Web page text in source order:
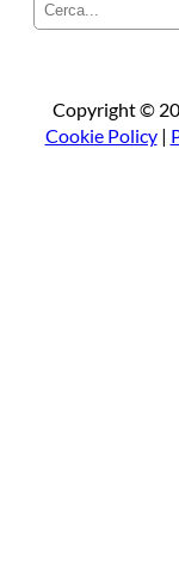
Copyright ©
Cookie Policy|